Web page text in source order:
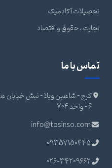
تحصیلات آکادمیک
تجارت ، حقوق و اقتصاد
تماس با ما
کرج - شاهین ویلا - نبش خیابان
6 - واحد 704
info@tosinso.com
09357150445
026-34209662